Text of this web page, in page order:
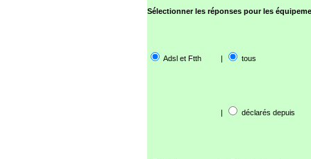
Sélectionner les réponses pour les
Adsl et Ftth | tous
| déclarés depuis